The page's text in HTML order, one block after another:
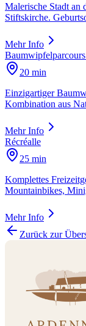
Malerische Stadt an
Stiftskirche.
Mehr Info
20 min
Einzigartiger
Kombination aus
Mehr Info
Récréalle
25 min
Komplettes
Mountainbikes,
Mehr Info
Zurück zur